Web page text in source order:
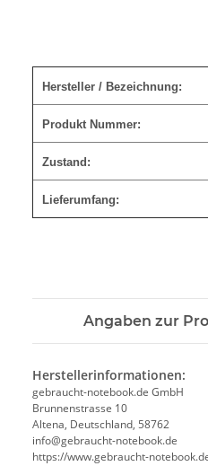
Hersteller / Bezeichnung:
Produkt Nummer:
Zustand:
Lieferumfang:
Angaben zur
Herstellerinformationen:
gebraucht-notebook.de GmbH
Brunnenstrasse 10
Altena, Deutschland, 58762
info@gebraucht-notebook.de
https://www.gebraucht-